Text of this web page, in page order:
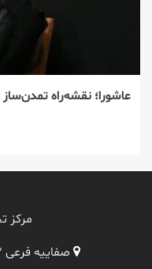
عاشورا؛ نقشه‌راه
مرکز
صفاییه فرعی ۲۲ ، بن بست شهید علیان